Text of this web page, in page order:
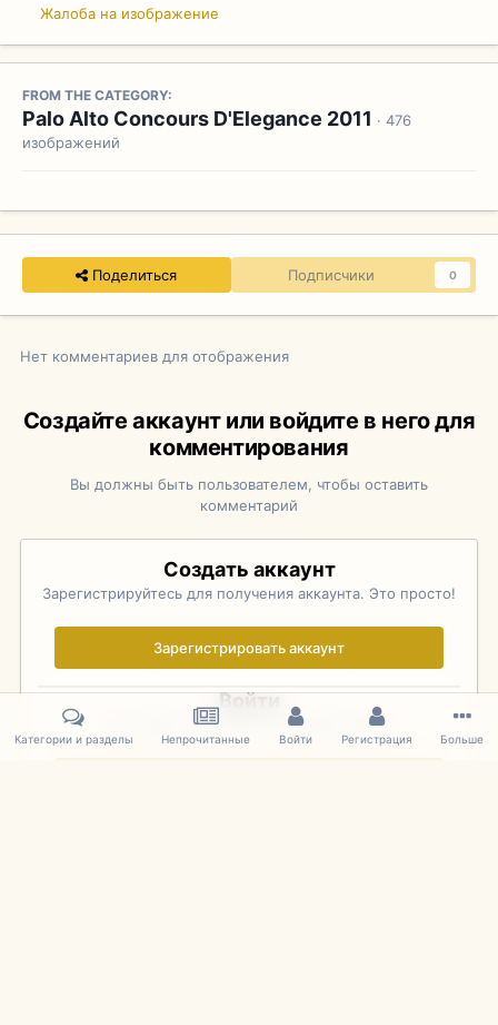
Жалоба на изображение
FROM THE CATEGORY:
Palo Alto Concours D'Elegance 2011 · 476
изображений
Поделиться Подписчики 0
Нет комментариев для отображения
Создайте аккаунт или войдите в него для
комментирования
Вы должны быть пользователем, чтобы оставить
комментарий
Создать аккаунт
Зарегистрируйтесь для получения аккаунта. Это просто!
Зарегистрировать аккаунт
Войти
Уже зарегистрированы? Войдите здесь.
Категории и разделы Непрочитанные Войти Регистрация Больше